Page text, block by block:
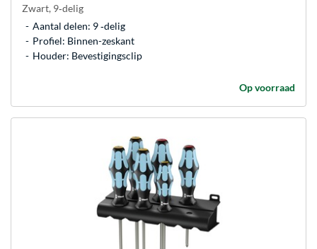
Zwart, 9‑delig
Aantal delen: 9 ‐delig
Profiel: Binnen-zeskant
Houder: Bevestigingsclip
Op voorraad